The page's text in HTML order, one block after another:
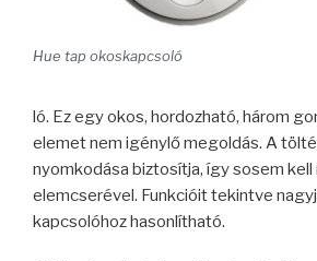
Hue tap okoskapcsoló
ló. Ez egy okos, hordozható, három
elemet nem igénylő megoldás. A
nyomkodása biztosítja, így sosem kell
elemcserével. Funkcióit tekintve
kapcsolóhoz hasonlítható.